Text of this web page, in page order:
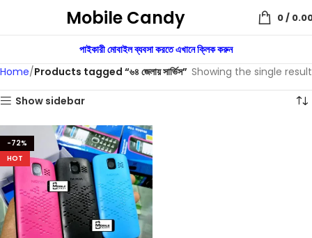
Mobile Candy 0/
পাইকারী মোবাইল ব্যবসা করতে এখানে ক্লিক করুন
Home Products tagged “৬৪ জেলায় সার্ভিস” Showing the single result
Show sidebar
-72%
HOT